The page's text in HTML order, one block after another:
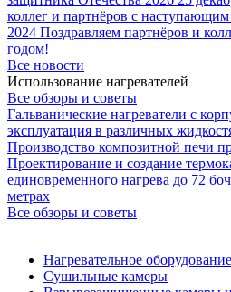
коллег и партнёров с
2024 Поздравляем партнёров и
годом!
Все новости
Использование нагревателей
Все обзоры и советы
Гальванические нагреватели с
эксплуатация в различных
Производство композитной печи
Проектирование и создание
единовременного нагрева до 72
метрах
Все обзоры и советы
Нагревательное оборудование
Сушильные камеры